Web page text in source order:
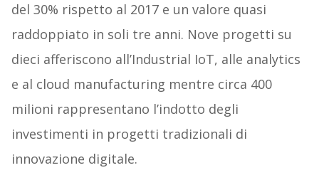
del 30% rispetto al 2017 e un valore quasi
raddoppiato in soli tre anni. Nove progetti su
dieci afferiscono all’Industrial IoT, alle analytics
e al cloud manufacturing mentre circa 400
milioni rappresentano l’indotto degli
investimenti in progetti tradizionali di
innovazione digitale.